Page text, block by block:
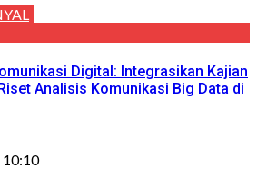
Digital: Integrasikan Kajian
Analisis Komunikasi Big Data di
10:10